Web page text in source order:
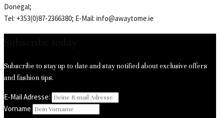
Donegal;
Tel: +353(0)87-2366380; E-Mail: info@awaytome.ie
Subscribe to stay up to date and stay notified about exclusive offers
and fashion tips.
E-Mail Adresse:
Vorname